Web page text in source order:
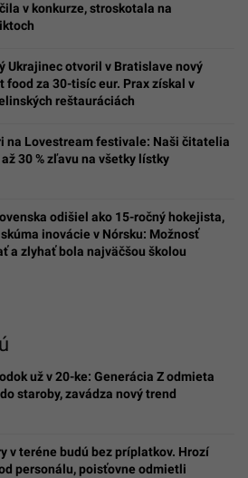
v konkurze, stroskotala na
Ukrajinec otvoril v Bratislave nový
food za 30-tisíc eur. Prax získal v
reštauráciách
na Lovestream festivale: Naši čitatelia
30 % zľavu na všetky lístky
odišiel ako 15-ročný hokejista,
inovácie v Nórsku: Možnosť
a zlyhať bola najväčšou školou
už v 20-ke: Generácia Z odmieta
staroby, zavádza nový trend
v teréne budú bez príplatkov. Hrozí
personálu, poisťovne odmietli